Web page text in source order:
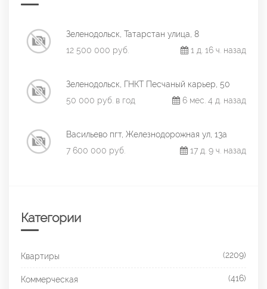
Зеленодольск, Татарстан улица, 8
12 500 000 руб.
1 д. 16 ч. назад
Зеленодольск, ГНКТ Песчаный карьер, 50
50 000 руб. в год
6 мес. 4 д. назад
Васильево пгт, Железнодорожная ул, 13а
7 600 000 руб.
17 д. 9 ч. назад
Категории
Квартиры (2209)
Коммерческая (416)